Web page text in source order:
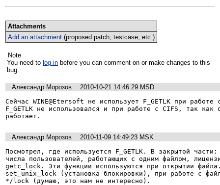
Attachments
Add an attachment(proposed patch, testcase, etc.)
Note
You need to log in
bug.
Александр Морозов
2010-10-21 14:46:29 MSD
Сейчас WINE@Etersoft не использует F_GETLK при
F_GETLK не использовался и при работе с CIFS, так как
работает.
Александр Морозов
2010-11-09 14:49:23 MSK
Посмотрел, где используется F_GETLK. В закрытой
числа пользователей, работающих с одним файлом,
getc_lock. Эти функции используются при открытии
set_unix_lock (установка блокировки), при работе с
*/lock (думаю, это нам не интересно).